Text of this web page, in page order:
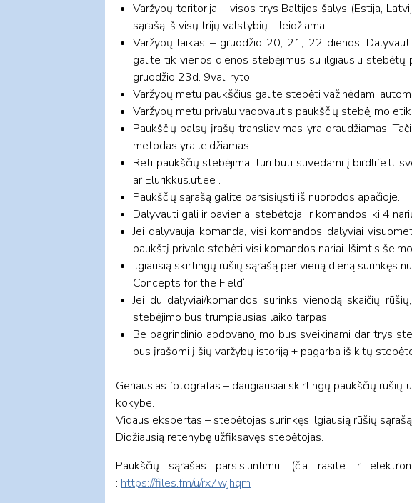
Varžybų teritorija – visos trys Baltijos šalys (Estija,
sąrašą iš visų trijų valstybių – leidžiama.
Varžybų laikas – gruodžio 20, 21, 22 dienos.
galite tik vienos dienos stebėjimus su ilgiausiu stebėtų
gruodžio 23d. 9val. ryto.
Varžybų metu paukščius galite stebėti važinėdami
Varžybų metu privalu vadovautis paukščių stebėjimo
Paukščių balsų įrašų transliavimas yra draudžiamas.
metodas yra leidžiamas.
Reti paukščių stebėjimai turi būti suvedami į birdlife.lt
ar Elurikkus.ut.ee .
Paukščių sąrašą galite parsisiųsti iš nuorodos apačioje.
Dalyvauti gali ir pavieniai stebėtojai ir komandos iki 4
Jei dalyvauja komanda, visi komandos dalyviai
paukštį privalo stebėti visi komandos nariai. Išimtis
Ilgiausią skirtingų rūšių sąrašą per vieną dieną surinkęs
Concepts for the Field“
Jei du dalyviai/komandos surinks vienodą skaičių
stebėjimo bus trumpiausias laiko tarpas.
Be pagrindinio apdovanojimo bus sveikinami dar trys
bus įrašomi į šių varžybų istoriją + pagarba iš kitų
Geriausias fotografas – daugiausiai skirtingų paukščių
kokybe.
Vidaus ekspertas – stebėtojas surinkęs ilgiausią rūšių
Didžiausią retenybę užfiksavęs stebėtojas.
Paukščių sąrašas parsisiuntimui (čia rasite ir
: https://files.fm/u/rx7wjhqm